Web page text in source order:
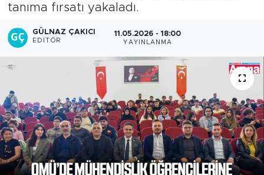
tanıma fırsatı yakaladı.
GÜLNAZ ÇAKICI
EDITÖR
11.05.2026 - 18:00
YAYINLANMA